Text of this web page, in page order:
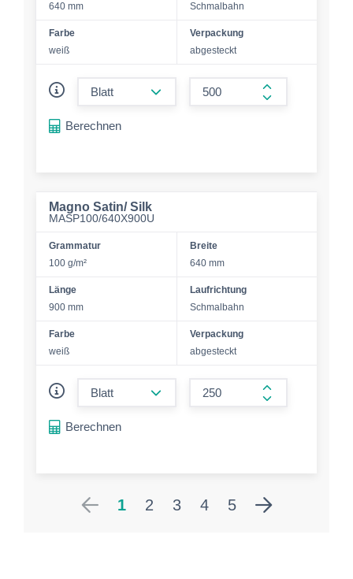
640 mm
Schmalbahn
Farbe
weiß
Verpackung
abgesteckt
form.increase-
Berechnen
Magno Satin/ Silk
MASP100/640X900U
Grammatur
100 g/m²
Breite
640 mm
Länge
900 mm
Laufrichtung
Schmalbahn
Farbe
weiß
Verpackung
abgesteckt
form.increase-
Berechnen
1 2 3 4 5